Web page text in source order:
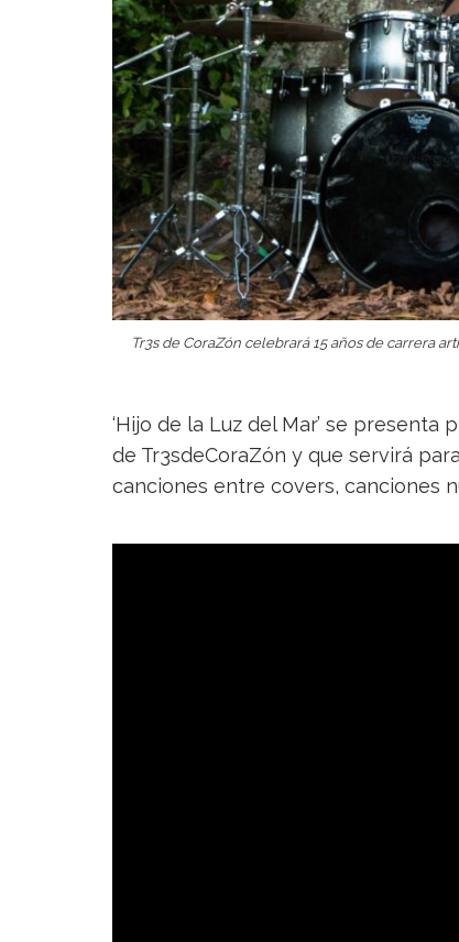
Tr3s de CoraZón celebrará 15 años de carrera
‘Hijo de la Luz del Mar’ se
de Tr3sdeCoraZón y que servirá
canciones entre covers, canciones